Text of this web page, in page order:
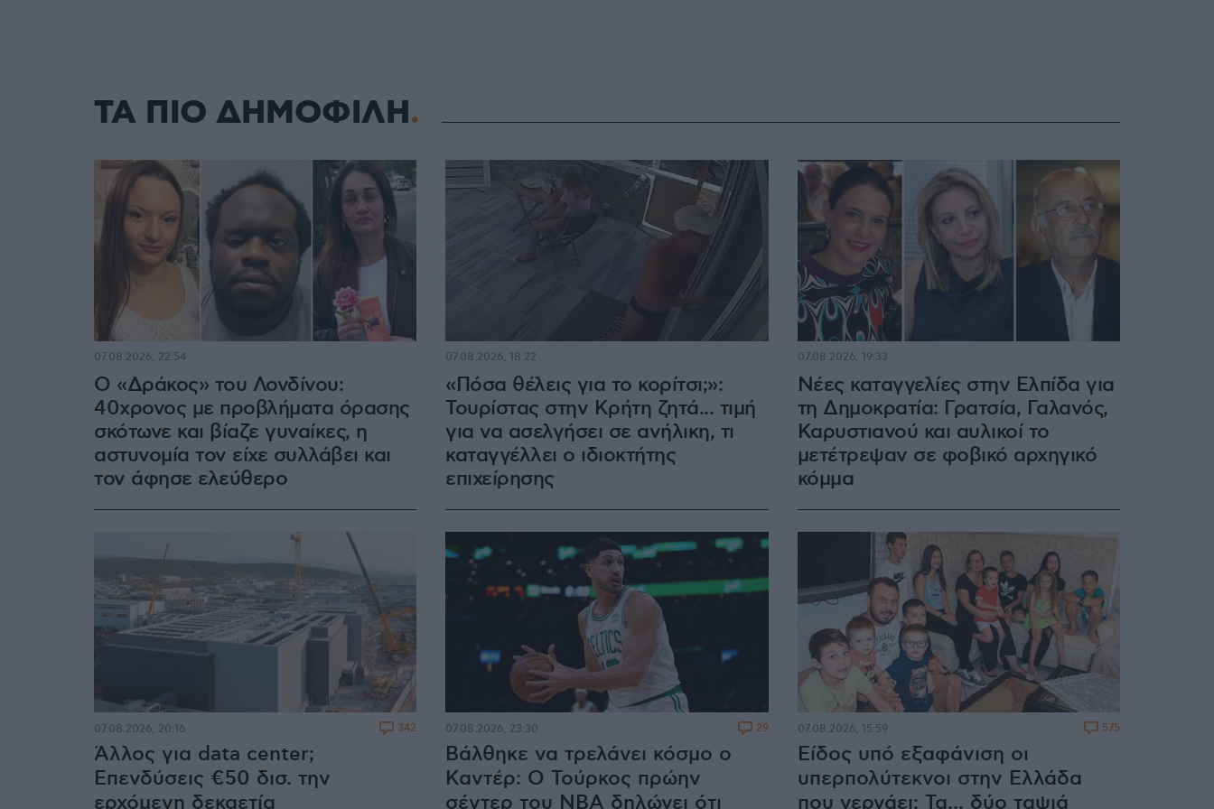
ΤΑ ΠΙΟ ΔΗΜΟΦΙΛΗ
Ο «Δράκος» του Λονδίνου:
40χρονος με προβλήματα όρασης
σκότωνε και βίαζε γυναίκες, η
αστυνομία τον είχε συλλάβει και
τον άφησε ελεύθερο
07.08.2026, 22:54
«Πόσα θέλεις για το κορίτσι;»:
Τουρίστας στην Κρήτη ζητά... τιμή
για να ασελγήσει σε ανήλικη, τι
καταγγέλλει ο ιδιοκτήτης
επιχείρησης
07.08.2026, 18:22
Νέες καταγγελίες στην Ελπίδα για
τη Δημοκρατία: Γρατσία, Γαλανός,
Καρυστιανού και αυλικοί το
μετέτρεψαν σε φοβικό αρχηγικό
κόμμα
07.08.2026, 19:33
Άλλος για data center;
Επενδύσεις €50 δισ. την
ερχόμενη δεκαετία
07.08.2026, 20:16 342
Βάλθηκε να τρελάνει κόσμο ο
Καντέρ: Ο Τούρκος πρώην
σέντερ του NBA δηλώνει ότι
07.08.2026, 23:30 29
Είδος υπό εξαφάνιση οι
υπερπολύτεκνοι στην Ελλάδα
που γερνάει: Τα... δύο ταψιά
07.08.2026, 15:59 575